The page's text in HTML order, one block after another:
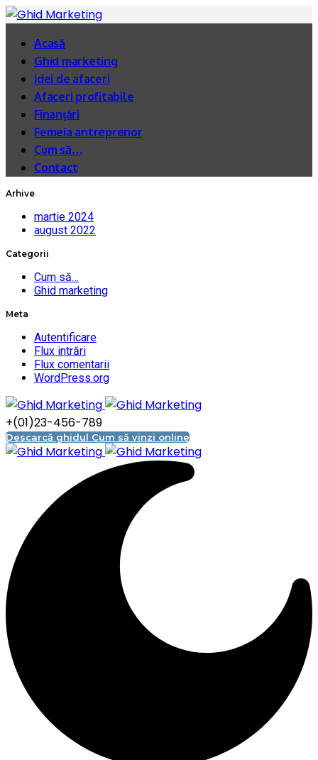
Acasă
Ghid marketing
Idei de afaceri
Afaceri profitabile
Finanţări
Femeia antreprenor
Cum să…
Contact
Arhive
martie 2024
august 2022
Categorii
Cum să…
Ghid marketing
Meta
Autentificare
Flux intrări
Flux comentarii
WordPress.org
+(01)23-456-789
Descarcă ghidul Cum să vinzi online